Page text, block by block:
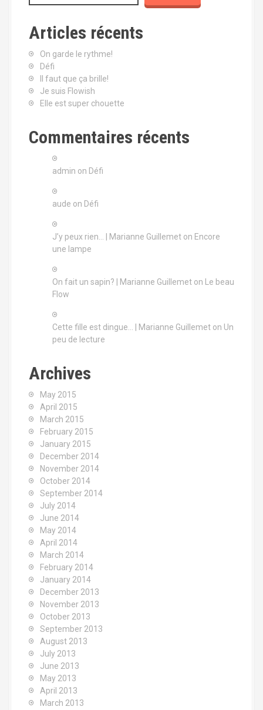
Articles récents
On garde le rythme!
Défi
Il faut que ça brille!
Je suis Flowish
Elle est super chouette
Commentaires récents
admin on Défi
aude on Défi
J’y peux rien… | Marianne Guillemet on Encore
une lampe
On fait un sapin? | Marianne Guillemet on
Le beau
Flow
Cette fille est dingue… | Marianne Guillemet on Un
peu de lecture
Archives
May 2015
April 2015
March 2015
February 2015
January 2015
December 2014
November 2014
October 2014
September 2014
July 2014
June 2014
May 2014
April 2014
March 2014
February 2014
January 2014
December 2013
November 2013
October 2013
September 2013
August 2013
July 2013
June 2013
May 2013
April 2013
March 2013